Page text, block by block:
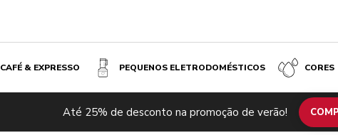
CAFÉ & EXPRESSO PEQUENOS ELETRODOMÉSTICOS CORES
Até 25% de desconto na promoção de verão!